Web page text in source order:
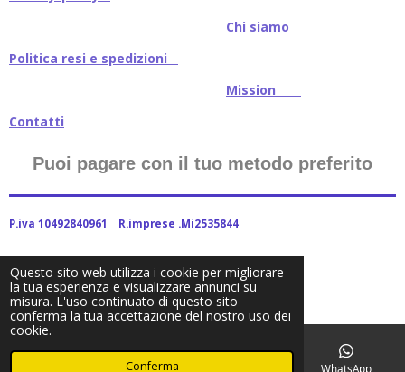
Questo sito web utilizza i cookie per migliorare
la tua esperienza e visualizzare annunci su
misura. L'uso continuato di questo sito
conferma la tua accettazione del nostro uso dei
cookie.
Conferma
Chi siamo
Politica resi e spedizioni
Mission
Contatti
Puoi pagare con il tuo metodo preferito
P.iva 10492840961 R.imprese .Mi2535844
2024Baitstoreitalia fornito da Webador
Telefono WhatsApp